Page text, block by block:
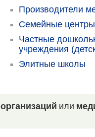
Производители
Семейные центры
Частные
учреждения
Элитные школы
организаций или